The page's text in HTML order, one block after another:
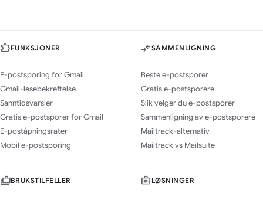
FUNKSJONER
E-postsporing for Gmail
Gmail-lesebekreftelse
Sanntidsvarsler
Gratis e-postsporer for Gmail
E-poståpningsrater
Mobil e-postsporing
SAMMENLIGNING
Beste e-postsporer
Gratis e-postsporere
Slik velger du e-postsporer
Sammenligning av e-postsporere
Mailtrack-alternativ
Mailtrack vs Mailsuite
BRUKSTILFELLER LØSNINGER